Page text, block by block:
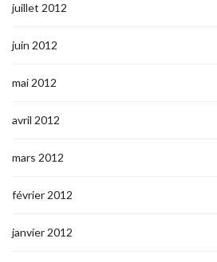
juillet 2012
juin 2012
mai 2012
avril 2012
mars 2012
février 2012
janvier 2012